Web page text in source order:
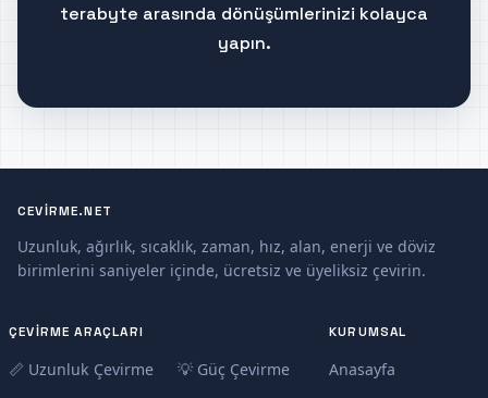
terabyte arasında dönüşümlerinizi kolayca
yapın.
CEVIRME.NET
Uzunluk, ağırlık, sıcaklık, zaman, hız, alan, enerji ve döviz
birimlerini saniyeler içinde, ücretsiz ve üyeliksiz çevirin.
ÇEVIRME ARAÇLARI
📏 Uzunluk Çevirme
💡 Güç Çevirme
KURUMSAL
Anasayfa